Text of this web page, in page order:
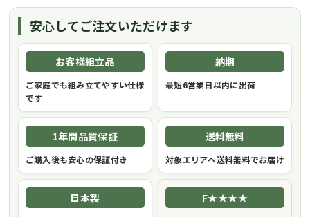
安心してご注文いただけます
お客様組立品
ご家庭でも組み立てやすい仕様
です
納期
最短6営業日以内に出荷
1年間品質保証
ご購入後も安心の保証付き
送料無料
対象エリアへ送料無料でお届け
日本製 F★★★★